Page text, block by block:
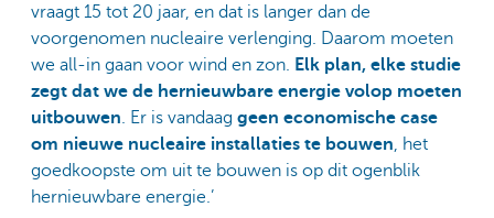
vraagt 15 tot 20 jaar, en dat is langer dan de
voorgenomen nucleaire verlenging. Daarom moeten
we all-in gaan voor wind en zon.
Elk plan, elke studie
zegt dat we de hernieuwbare energie volop moeten
uitbouwen . Er is vandaag geen economische case
om nieuwe nucleaire installaties te bouwen , het
goedkoopste om uit te bouwen is op dit ogenblik
hernieuwbare energie.’